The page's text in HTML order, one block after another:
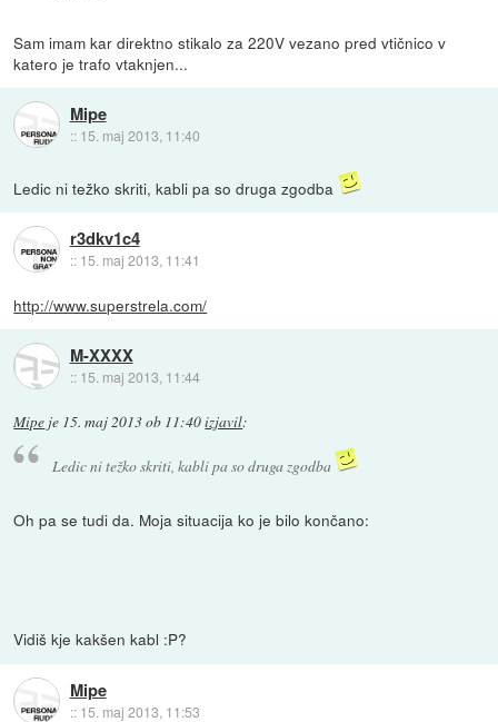
Sam imam kar direktno stikalo za 220V vezano pred vtičnico v
katero je trafo vtaknjen...
Mipe
:: 15. maj 2013, 11:40
Ledic ni težko skriti, kabli pa so druga zgodba
r3dkv1c4
:: 15. maj 2013, 11:41
http://www.superstrela.com/
M-XXXX
:: 15. maj 2013, 11:44
Mipe je 15. maj 2013 ob 11:40izjavil:
Ledic ni težko skriti, kabli pa so druga zgodba
Oh pa se tudi da. Moja situacija ko je bilo končano:
Vidiš kje kakšen kabl :P?
Mipe
:: 15. maj 2013, 11:53